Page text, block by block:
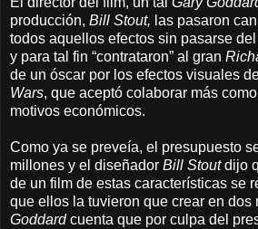
producción, Bill Stout, las pasaron
todos aquellos efectos sin pasarse
y para tal fin “contrataron” al gran
de un óscar por los efectos visuales
Wars, que aceptó colaborar más
motivos económicos.
Como ya se preveía, el presupuesto
millones y el diseñador Bill Stoutdijo
de un film de estas características se
que ellos la tuvieron que crear en dos
Goddardcuenta que por culpa del